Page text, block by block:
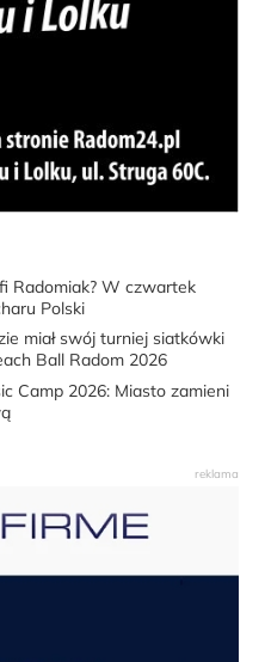
Radomiak? W czwartek
Polski
miał swój turniej siatkówki
Ball Radom 2026
Camp 2026: Miasto zamieni